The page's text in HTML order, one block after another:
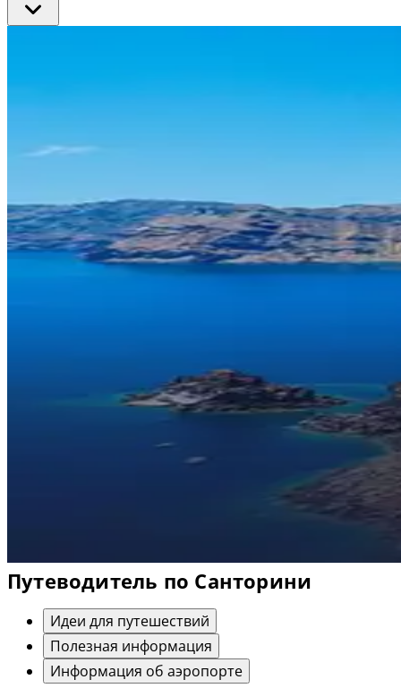
Путеводитель по Санторини
Идеи для путешествий
Полезная информация
Информация об аэропорте